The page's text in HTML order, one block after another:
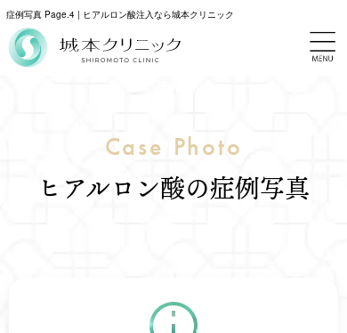
症例写真 Page.4 | ヒアルロン酸注入なら城本クリニック
Case Photo
ヒアルロン酸の症例写真